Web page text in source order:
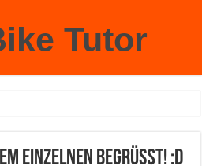
einzelnen begrüßt! :D